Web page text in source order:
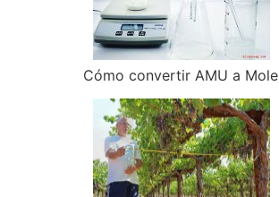
Cómo convertir AMU a Mole